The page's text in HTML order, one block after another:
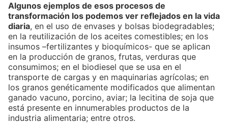
Algunos ejemplos de esos procesos de
transformación los podemos ver reflejados en la vida
diaria, en el uso de envases y bolsas biodegradables;
en la reutilización de los aceites comestibles; en los
insumos –fertilizantes y bioquímicos- que se aplican
en la producción de granos, frutas, verduras que
consumimos; en el biodiesel que se usa en el
transporte de cargas y en maquinarias agrícolas; en
los granos genéticamente modificados que alimentan
ganado vacuno, porcino, aviar; la lecitina de soja que
está presente en innumerables productos de la
industria alimentaria; entre otros.